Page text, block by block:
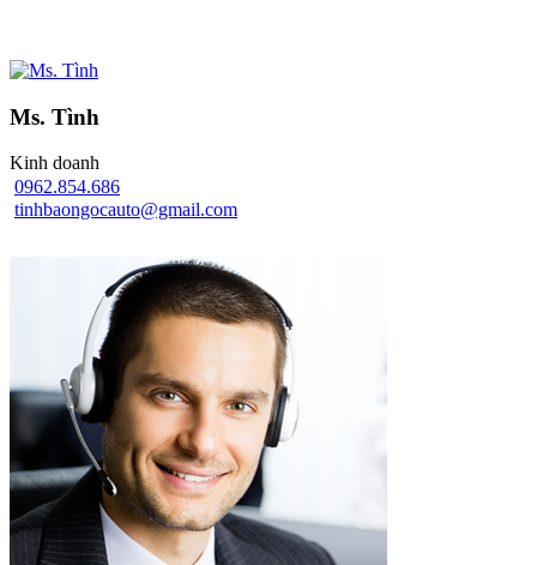
Ms. Tình
Kinh doanh
0962.854.686
tinhbaongocauto@gmail.com